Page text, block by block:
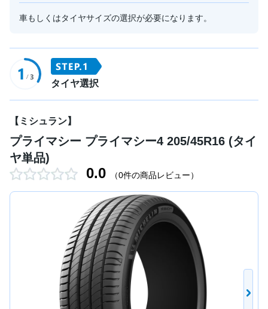
車もしくはタイヤサイズの選択が必要になります。
タイヤ選択
【ミシュラン】
プライマシー プライマシー4 205/45R16 (タイ
ヤ単品)
0.0 （0件の商品レビュー）